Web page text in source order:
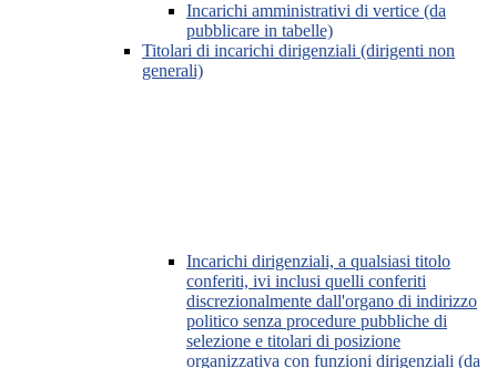
Incarichi amministrativi di vertice (da
pubblicare in tabelle)
Titolari di incarichi dirigenziali (dirigenti non
generali)
Incarichi dirigenziali, a qualsiasi titolo
conferiti, ivi inclusi quelli conferiti
discrezionalmente dall'organo di indirizzo
politico senza procedure pubbliche di
selezione e titolari di posizione
organizzativa con funzioni dirigenziali (da